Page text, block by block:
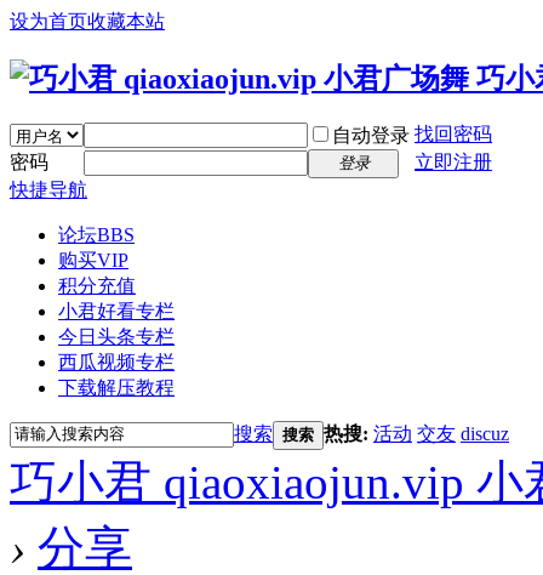
设为首页收藏本站
自动登录 找回密码
密码
登录
立即注册
快捷导航
论坛BBS
购买VIP
积分充值
小君好看专栏
今日头条专栏
西瓜视频专栏
下载解压教程
搜索 搜索 热搜: 活动 交友 discuz
巧小君 qiaoxiaojun.vip
› 分享